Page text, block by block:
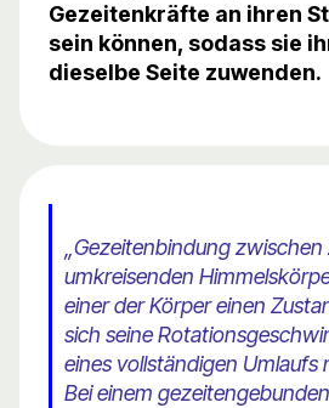
Gezeitenkräfte an ihren
sein können, sodass sie
dieselbe Seite zuwenden.
„Gezeitenbindung
umkreisenden
einer der Körper einen
sich seine
eines vollständigen
Bei einem